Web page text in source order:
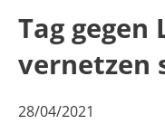
Tag
vernetzen
28/04/2021